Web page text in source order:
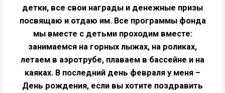
детки, все свои награды и денежные призы
посвящаю и отдаю им. Все программы фонда
мы вместе с детьми проходим вместе:
занимаемся на горных лыжах, на роликах,
летаем в аэротрубе, плаваем в бассейне и на
каяках. В последний день февраля у меня –
День рождения, если вы хотите поздравить